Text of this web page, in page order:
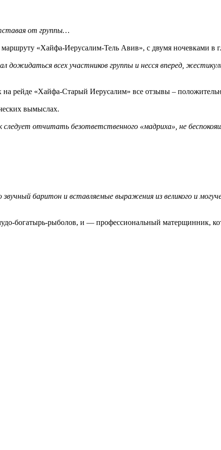
от группы…
«Хайфа-Иерусалим-Тель Авив», с двумя ночевками в
дожидаться всех участников группы и несся вперед,
рейде «Хайфа-Старый Иерусалим» все отзывы –
вымыслах.
отчитать безответственного «мадриха», не
баритон и вставляемые выражения из великого и
богатырь-рыболов, и — профессиональный матерщинник,